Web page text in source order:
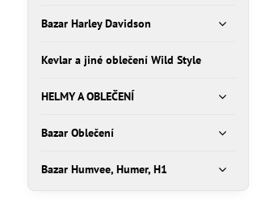
Bazar Harley Davidson
Kevlar a jiné oblečení Wild Style
HELMY A OBLEČENÍ
Bazar Oblečení
Bazar Humvee, Humer, H1